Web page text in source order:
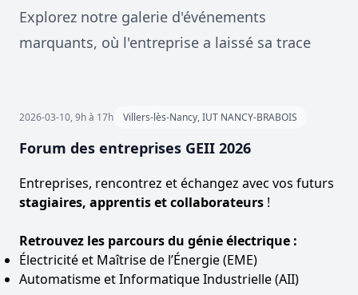
Explorez notre galerie d'événements
marquants, où l'entreprise a laissé sa trace
2026-03-10, 9h à 17h Villers-lès-Nancy, IUT NANCY-BRABOIS
Forum des entreprises GEII 2026
Entreprises, rencontrez et échangez avec vos futurs
stagiaires, apprentis et collaborateurs !
Retrouvez les parcours du génie électrique :
Électricité et Maîtrise de l’Énergie (EME)
Automatisme et Informatique Industrielle (AII)